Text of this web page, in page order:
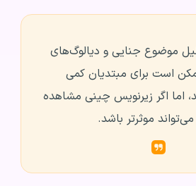
موضوع جنایی و دیالوگ‌های
است برای مبتدیان کمی
اما اگر زیرنویس چینی مشاهده
موثرتر باشد.